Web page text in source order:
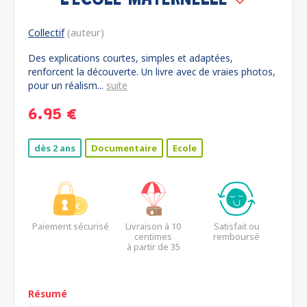
Collectif(auteur)
Des explications courtes, simples et adaptées,
renforcent la découverte. Un livre avec de vraies photos,
pour un réalism... suite
6.95 €
dès 2 ans Documentaire Ecole
Paiement sécurisé
Livraison à 10
centimes
à partir de 35
Satisfait ou
remboursé
Résumé